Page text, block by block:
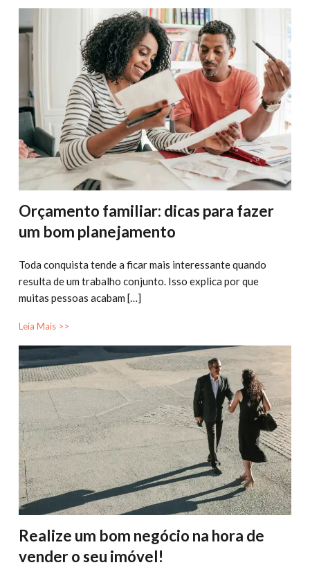
Orçamento familiar: dicas para fazer
um bom planejamento
Toda conquista tende a ficar mais interessante quando
resulta de um trabalho conjunto. Isso explica por que
muitas pessoas acabam […]
Leia Mais >>
Realize um bom negócio na hora de
vender o seu imóvel!